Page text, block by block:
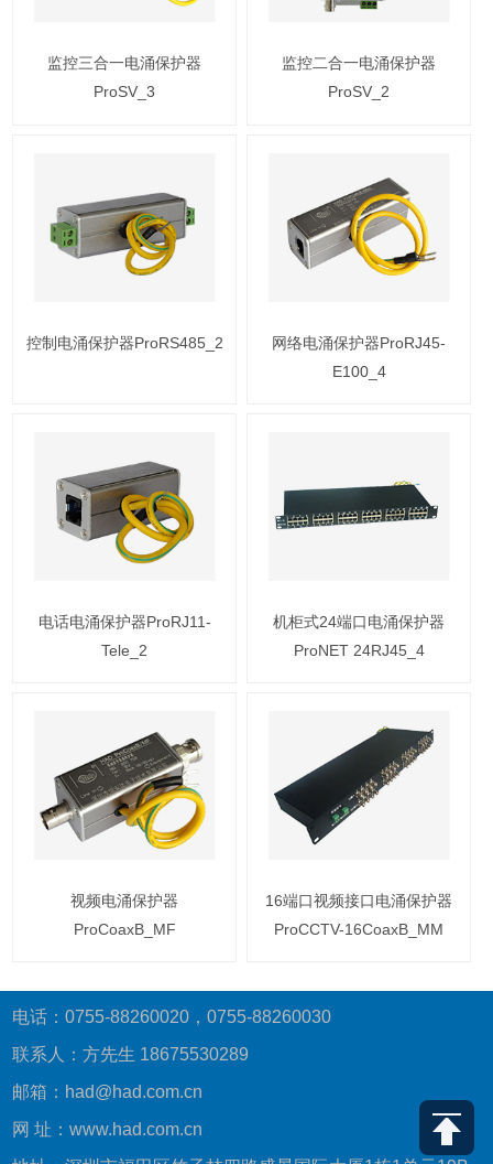
监控三合一电涌保护器
ProSV_3
监控二合一电涌保护器
ProSV_2
控制电涌保护器ProRS485_2
网络电涌保护器ProRJ45-
E100_4
电话电涌保护器ProRJ11-
Tele_2
机柜式24端口电涌保护器
ProNET 24RJ45_4
视频电涌保护器
ProCoaxB_MF
16端口视频接口电涌保护器
ProCCTV-16CoaxB_MM
电话：0755-88260020，0755-88260030
联系人：方先生 18675530289
邮箱：had@had.com.cn
网 址：www.had.com.cn